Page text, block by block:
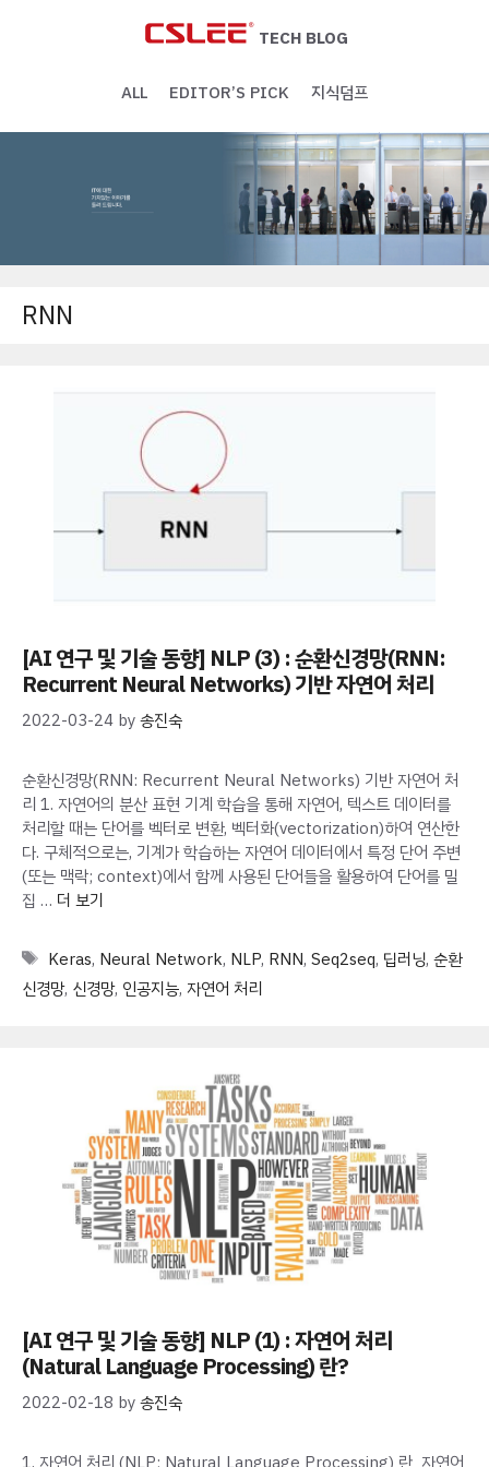
TECH BLOG
ALL EDITOR’S PICK 지식덤프
RNN
[AI 연구 및 기술 동향] NLP (3) : 순환신경망(RNN:
Recurrent Neural Networks) 기반 자연어 처리
2022-03-24 by송진숙
순환신경망(RNN: Recurrent Neural Networks) 기반 자연어 처
리 1. 자연어의 분산 표현 기계 학습을 통해 자연어, 텍스트 데이터를
처리할 때는 단어를 벡터로 변환, 벡터화(vectorization)하여 연산한
다. 구체적으로는, 기계가 학습하는 자연어 데이터에서 특정 단어 주변
(또는 맥락; context)에서 함께 사용된 단어들을 활용하여 단어를 밀
집 … 더 보기
Tags
Keras, Neural Network, NLP, RNN, Seq2seq, 딥러닝, 순환
신경망, 신경망, 인공지능, 자연어 처리
[AI 연구 및 기술 동향] NLP (1) : 자연어 처리
(Natural Language Processing) 란?
2022-02-18 by송진숙
1. 자연어 처리 (NLP; Natural Language Processing) 란 자연어